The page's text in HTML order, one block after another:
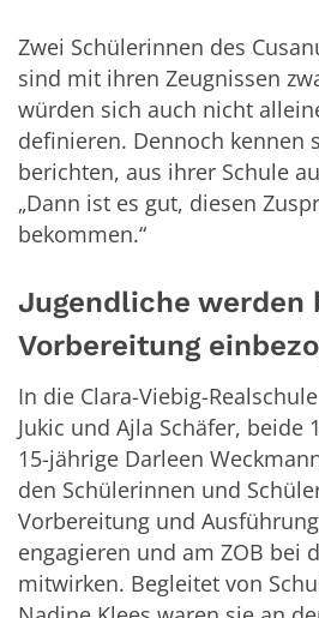
Zwei Schülerinnen des
sind mit ihren Zeugnissen
würden sich auch nicht
definieren. Dennoch kennen
berichten, aus ihrer Schule
„Dann ist es gut, diesen
bekommen.“
Jugendliche werden
Vorbereitung
In die Clara-Viebig-
Jukic und Ajla Schäfer, beide
15-jährige Darleen
den Schülerinnen und
Vorbereitung und
engagieren und am ZOB bei
mitwirken. Begleitet von